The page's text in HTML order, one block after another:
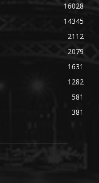
16028
14345
2112
2079
1631
1282
581
381